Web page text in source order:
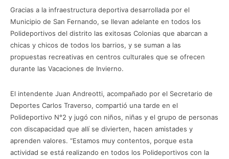
Gracias a la infraestructura deportiva desarrollada por el
Municipio de San Fernando, se llevan adelante en todos los
Polideportivos del distrito las exitosas Colonias que abarcan a
chicas y chicos de todos los barrios, y se suman a las
propuestas recreativas en centros culturales que se ofrecen
durante las Vacaciones de Invierno.
El intendente Juan Andreotti, acompañado por el Secretario de
Deportes Carlos Traverso, compartió una tarde en el
Polideportivo N°2 y jugó con niños, niñas y el grupo de personas
con discapacidad que allí se divierten, hacen amistades y
aprenden valores. “Estamos muy contentos, porque esta
actividad se está realizando en todos los Polideportivos con la